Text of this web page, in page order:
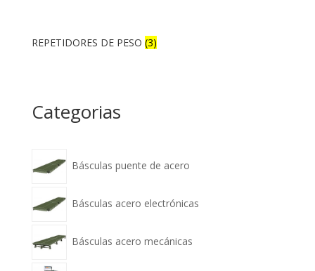
REPETIDORES DE PESO (3)
Categorias
Básculas puente de acero
Básculas acero electrónicas
Básculas acero mecánicas